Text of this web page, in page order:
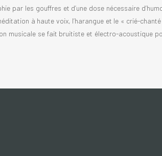
par les gouffres et d’une dose nécessaire
à haute voix, l’harangue et le « crié-
musicale se fait bruitiste et électro-acoustique